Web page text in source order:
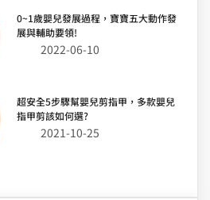
0~1歲嬰兒發展過程，寶寶五大動作發
展與輔助要領!
2022-06-10
超安全5步驟幫嬰兒剪指甲，多款嬰兒
指甲剪該如何選?
2021-10-25